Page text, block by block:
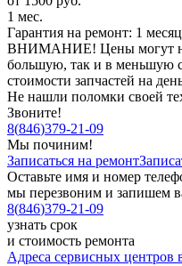
1 мес.
Гарантия на ремонт: 1 месяц
ВНИМАНИЕ! Цены могут
большую, так и в меньшую
стоимости запчастей на
Не нашли поломки своей
Звоните!
8(846)379-21-09
Мы починим!
Записаться на ремонт
Оставьте имя и номер
мы перезвоним и запишем
8(846)379-21-09
узнать срок
и стоимость ремонта
Адреса сервисных центров